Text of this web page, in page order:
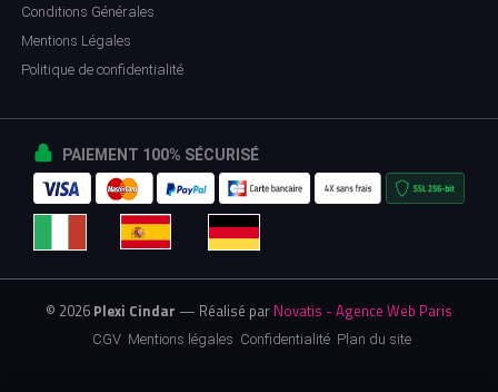
Conditions Générales
Mentions Légales
Politique de confidentialité
PAIEMENT 100% SÉCURISÉ
© 2026 Plexi Cindar — Réalisé par Novatis - Agence Web Paris
CGV Mentions légales Confidentialité Plan du site